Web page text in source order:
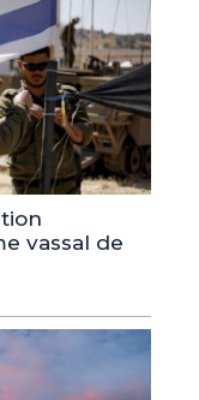
vassal de